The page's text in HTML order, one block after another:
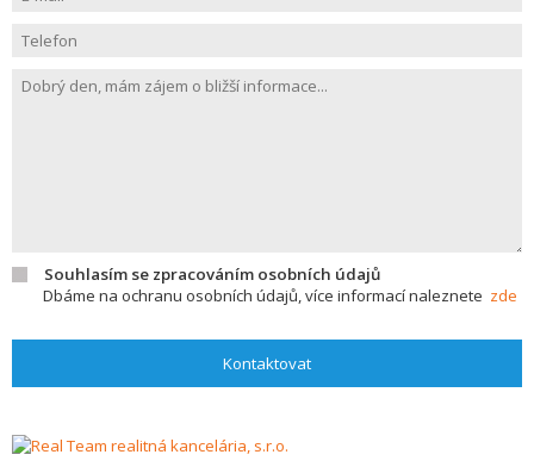
Souhlasím se zpracováním osobních údajů
Dbáme na ochranu osobních údajů, více informací naleznete zde
Kontaktovat